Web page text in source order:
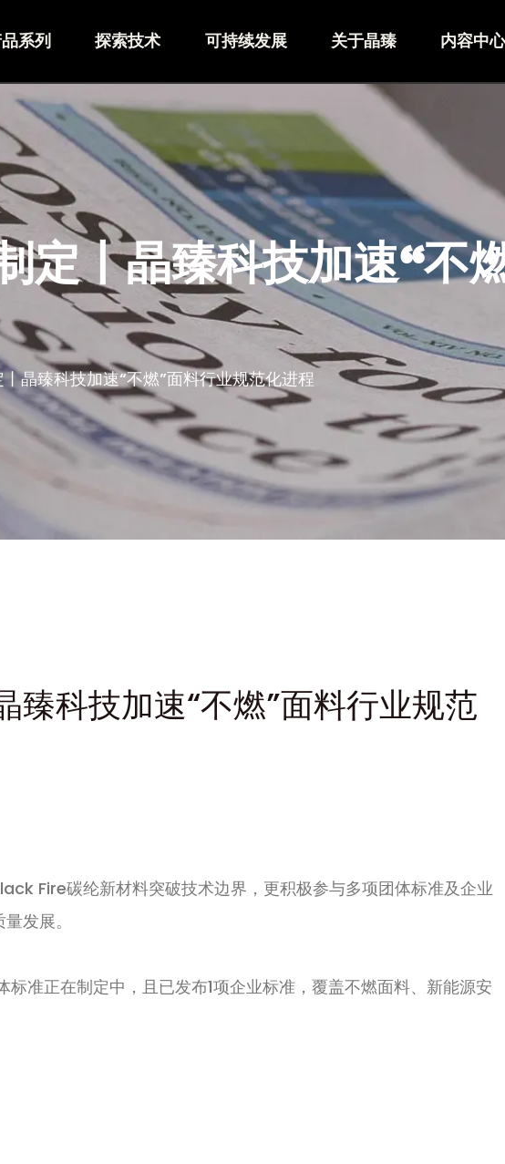
系列 探索技术 可持续发展 关于晶臻 内容中
定丨晶臻科技加速“不
晶臻科技加速“不燃”面料行业规范化进程
臻科技加速“不燃”面料行业规范
Fire碳纶新材料突破技术边界，更积极参与多项团体标准及企业
发展。
标准正在制定中，且已发布1项企业标准 ，覆盖不燃面料、新能源安